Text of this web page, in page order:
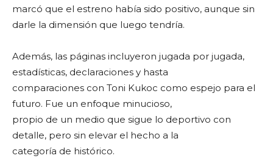
marcó que el estreno había sido positivo, aunque sin
darle la dimensión que luego tendría.
Además, las páginas incluyeron jugada por jugada,
estadísticas, declaraciones y hasta
comparaciones con Toni Kukoc como espejo para el
futuro. Fue un enfoque minucioso,
propio de un medio que sigue lo deportivo con
detalle, pero sin elevar el hecho a la
categoría de histórico.